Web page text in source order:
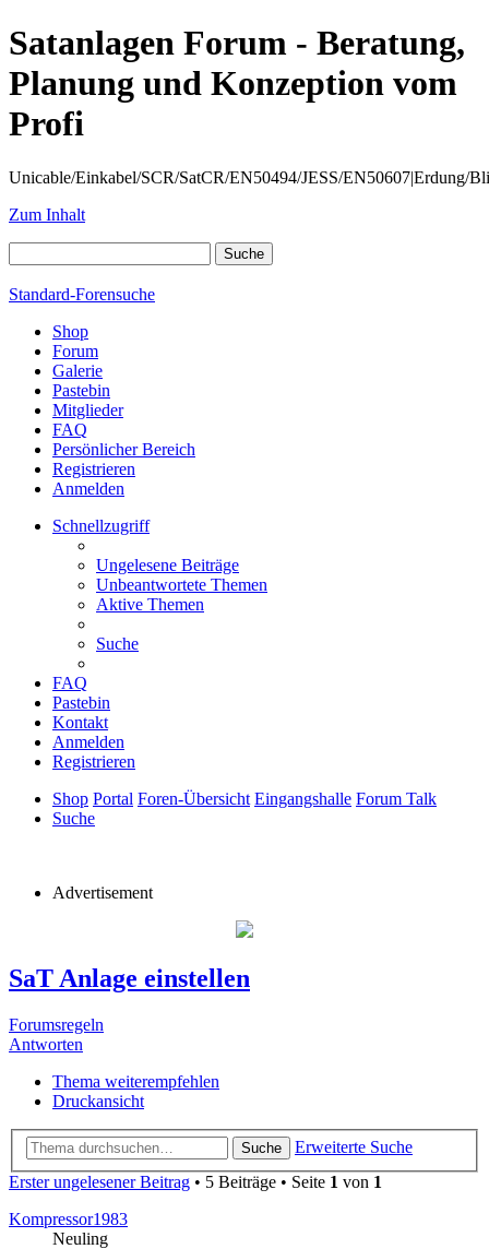
Satanlagen Forum - Beratung,
Planung und Konzeption vom
Profi
Unicable/Einkabel/SCR/SatCR/EN50494/JESS/EN50607|Erdung/
Zum Inhalt
Standard-Forensuche
Shop
Forum
Galerie
Pastebin
Mitglieder
FAQ
Persönlicher Bereich
Registrieren
Anmelden
Schnellzugriff
Ungelesene Beiträge
Unbeantwortete Themen
Aktive Themen
Suche
FAQ
Pastebin
Kontakt
Anmelden
Registrieren
Shop Portal Foren-Übersicht Eingangshalle Forum Talk
Suche
Advertisement
SaT Anlage einstellen
Forumsregeln
Antworten
Thema weiterempfehlen
Druckansicht
Suche
Erweiterte Suche
Erster ungelesener Beitrag • 5 Beiträge • Seite 1 von 1
Kompressor1983
Neuling